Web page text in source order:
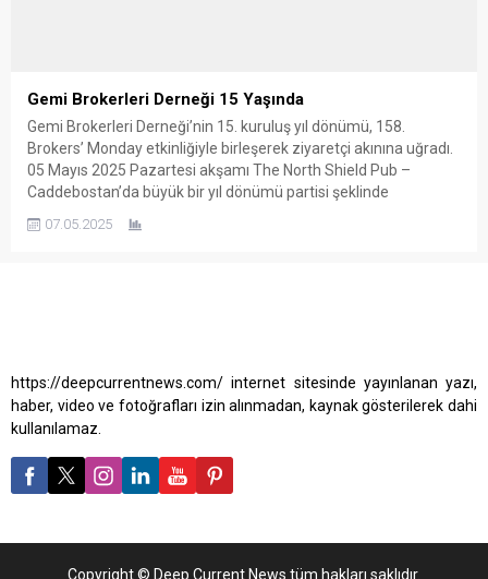
Gemi Brokerleri Derneği 15 Yaşında
Gemi Brokerleri Derneği’nin 15. kuruluş yıl dönümü, 158.
Brokers’ Monday etkinliğiyle birleşerek ziyaretçi akınına uğradı.
05 Mayıs 2025 Pazartesi akşamı The North Shield Pub –
Caddebostan’da büyük bir yıl dönümü partisi şeklinde
getirdi. Etkinlikte dernek üyeleri, kendilerine özel belgesel
07.05.2025
https://deepcurrentnews.com/ internet sitesinde yayınlanan yazı,
haber, video ve fotoğrafları izin alınmadan, kaynak gösterilerek dahi
kullanılamaz.
Copyright © Deep Current News tüm hakları saklıdır.